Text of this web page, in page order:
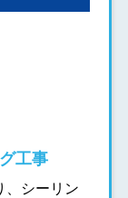
工事
、シーリン